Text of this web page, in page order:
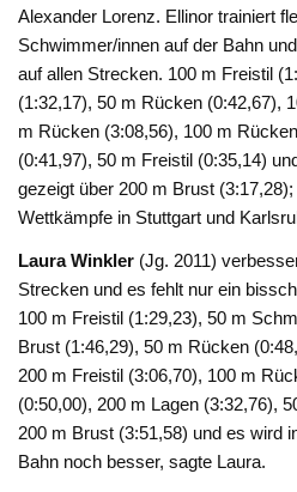
Alexander Lorenz. Ellinor trainiert
Schwimmer/innen auf der Bahn
auf allen Strecken. 100 m Freistil
(1:32,17), 50 m Rücken (0:42,67),
m Rücken (3:08,56), 100 m
(0:41,97), 50 m Freistil (0:35,14)
gezeigt über 200 m Brust
Wettkämpfe in Stuttgart und
Laura Winkler (Jg. 2011)
Strecken und es fehlt nur ein
100 m Freistil (1:29,23), 50 m
Brust (1:46,29), 50 m Rücken
200 m Freistil (3:06,70), 100 m
(0:50,00), 200 m Lagen (3:32,76),
200 m Brust (3:51,58) und es wird
Bahn noch besser, sagte Laura.